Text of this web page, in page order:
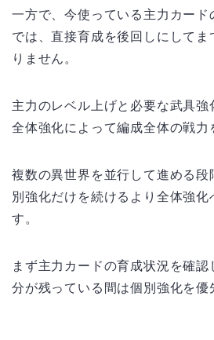
一方で、今使っている主力カード
では、直接育成を後回しにしてま
りません。
主力のレベル上げと必要な武具強
全体強化によって編成全体の戦力
複数の異世界を並行して進める段
別強化だけを続けるより全体強
す。
まず主力カードの育成状況を確認
分が残っている間は個別強化を優